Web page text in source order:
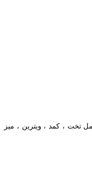
شامل تخت ، کمد ، ویترین ، میز